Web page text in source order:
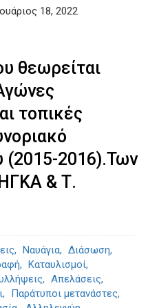
18, 2022
θεωρείται
τοπικές
(2015-2016).Των
& Τ.
Ναυάγια
Διάσωση
Καταυλισμοί
Απελάσεις
Παράτυποι μετανάστες